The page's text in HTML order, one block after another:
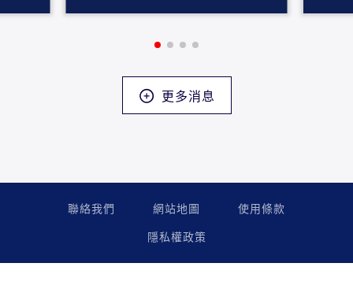
更多消息
聯絡我們 網站地圖
使用條款
隱私權政策